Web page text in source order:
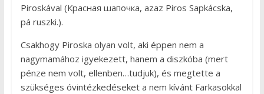
Piroskával (Красная шапочка, azaz Piros Sapkácska,
pá ruszki.).
Csakhogy Piroska olyan volt, aki éppen nem a
nagymamához igyekezett, hanem a diszkóba (mert
pénze nem volt, ellenben…tudjuk), és megtette a
szükséges óvintézkedéseket a nem kívánt Farkasokkal